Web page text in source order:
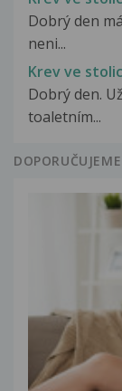
Dobrý den
neni...
Krev ve
Dobrý den.
toaletním...
DOPORUČUJEME